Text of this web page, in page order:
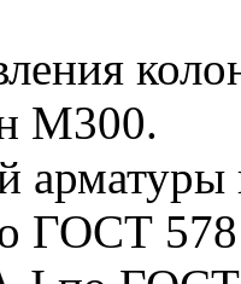
М300.
ГОСТ